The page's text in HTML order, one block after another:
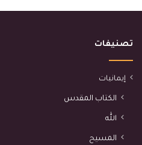
تصنيفات
إيمانيات
الكتاب المقدس
الله
المسيح